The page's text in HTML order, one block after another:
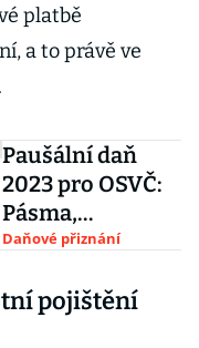
platbě
a to právě ve
Paušální daň
2023 pro OSVČ:
Pásma,
podmínky
komu se vyplatí
Daňové přiznání
pojištění